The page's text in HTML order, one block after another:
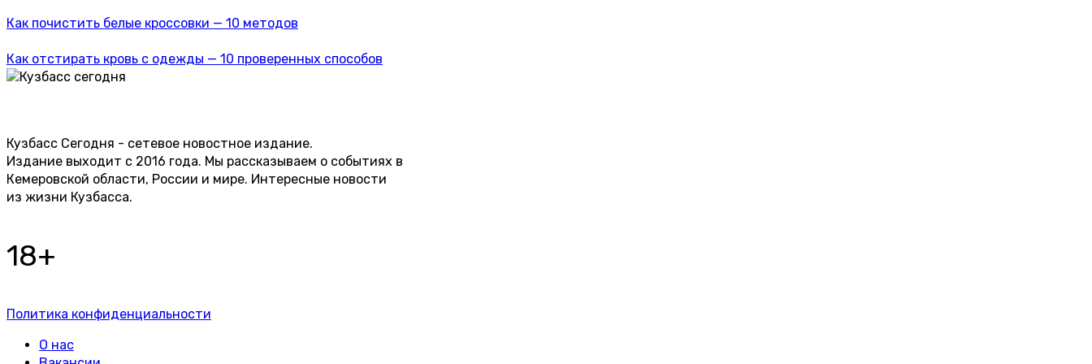
Как почистить белые кроссовки — 10 методов
Как отстирать кровь с одежды — 10 проверенных способов
Кузбасс Сегодня - сетевое новостное издание.
Издание выходит с 2016 года. Мы рассказываем о событиях в
Кемеровской области, России и мире. Интересные новости
из жизни Кузбасса.
18+
Политика конфиденциальности
О нас